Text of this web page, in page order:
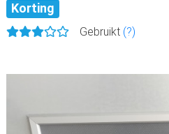
Korting
Gebruikt (?)